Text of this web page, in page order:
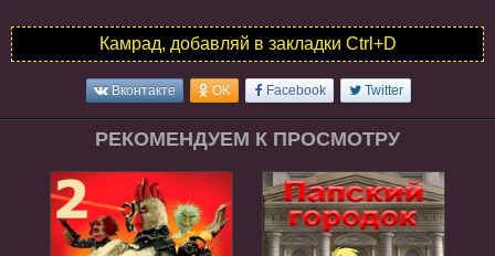
Камрад, добавляй в закладки Ctrl+D
Вконтакте OK Facebook Twitter
РЕКОМЕНДУЕМ К ПРОСМОТРУ